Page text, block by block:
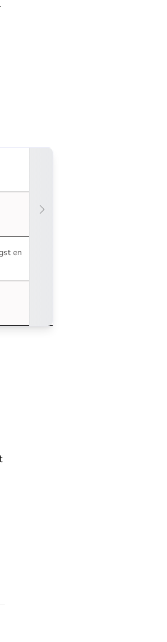
en
via X - U verlaat
via Facebook - U
nieuwsbericht via e-mail
dit nieuwsbericht via LinkedIn - U